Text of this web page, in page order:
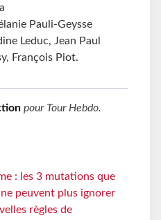
Pauli-Geysse
Leduc, Jean Paul
François Piot.
pour Tour Hebdo.
: les 3 mutations que
peuvent plus ignorer
règles de